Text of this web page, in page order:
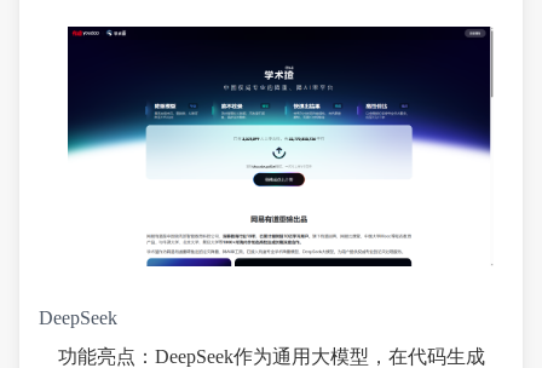
DeepSeek
功能亮点：DeepSeek作为通用大模型，在代码生成